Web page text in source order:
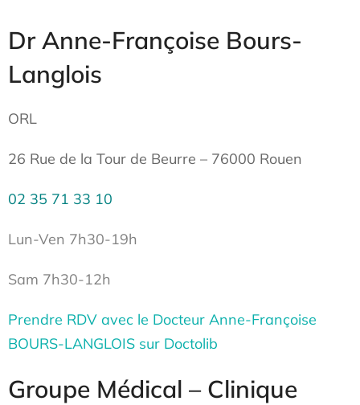
Dr Anne-Françoise Bours-
Langlois
ORL
26 Rue de la Tour de Beurre – 76000 Rouen
02 35 71 33 10
Lun-Ven 7h30-19h
Sam 7h30-12h
Prendre RDV avec le Docteur Anne-Françoise
BOURS-LANGLOIS sur Doctolib
Groupe Médical – Clinique